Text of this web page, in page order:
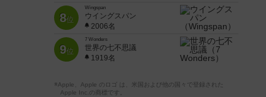
8位
Wingspan
ウイングスパン
2006名
9位
7 Wonders
世界の七不思議
1919名
※Apple、Apple のロゴ は、米国および他の国々で登録された
Apple Inc.の商標です。